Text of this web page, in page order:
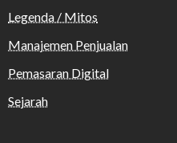
Legenda / Mitos
Manajemen Penjualan
Pemasaran Digital
Sejarah